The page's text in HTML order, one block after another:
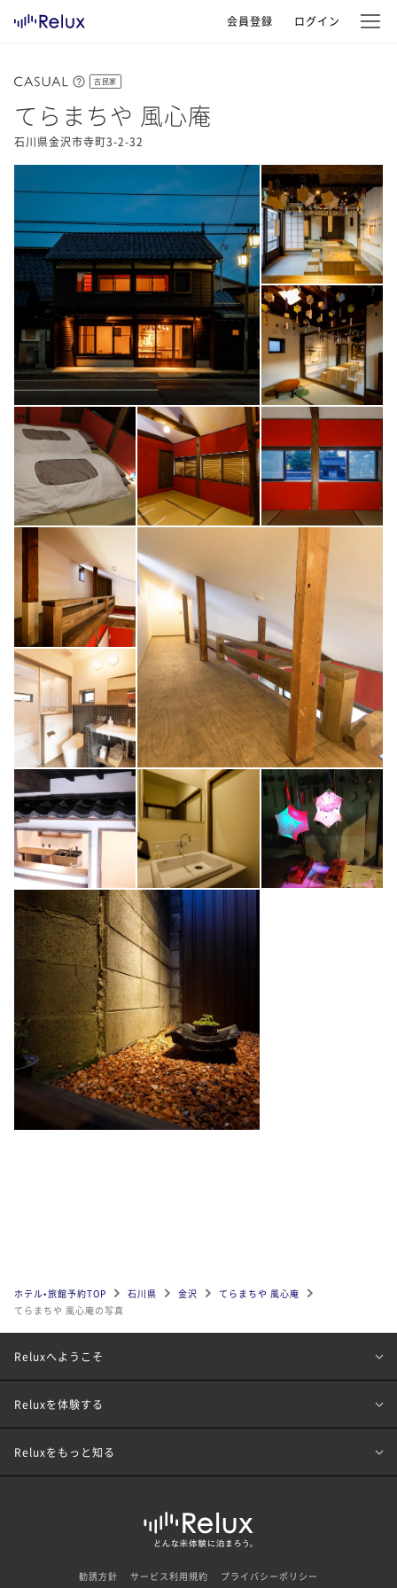
会員登録 ログイン
古民家
てらまちや 風心庵
石川県金沢市寺町3-2-32
ホテル•旅館予約TOP 石川県 金沢
てらまちや 風心庵
てらまちや 風心庵の写真
Reluxへようこそ
Reluxを体験する
Reluxをもっと知る
勧誘方針 サービス利用規約 プライバシーポリシー